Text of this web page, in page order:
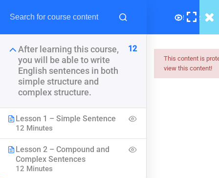
After learning this course,
you will be able to write
English sentences in both
simple structure and
complex structure.
12
Lesson 1 – Simple Sentence
12 Minutes
Lesson 2 – Compound and
Complex Sentences
12 Minutes
This content is
view this content!
Myanmar
ကျွမ်းကျင်သူများထံမှ နည်းစနစ်ကျကျ သင်ကြားနိုင်အောင်
online learning marketplace တစ်ခုအဖြစ် ပါဝင်ကူညီသွားမှာ
ဖြစ်ပါတယ်။
hello@myanmarboc.com
Mandalay, Myanmar.